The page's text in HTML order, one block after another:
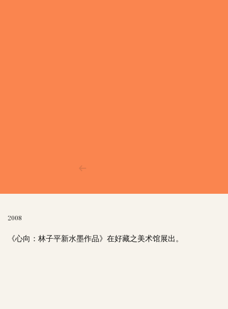
2008
《心向：林子平新水墨作品》在好藏之美术馆展出。